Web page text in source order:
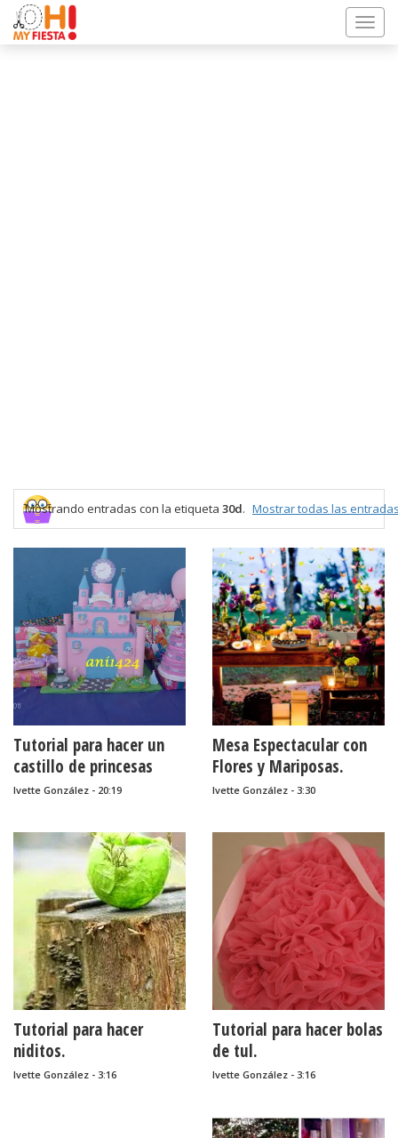
Mostrando entradas con la etiqueta 30d. Mostrar todas las
Tutorial para hacer un
castillo de princesas
para decorar.
Ivette González - 20:19
Mesa Espectacular con
Flores y Mariposas.
Decoración.
Ivette González - 3:30
Tutorial para hacer
niditos.
Ivette González - 3:16
Tutorial para hacer bolas
de tul.
Ivette González - 3:16